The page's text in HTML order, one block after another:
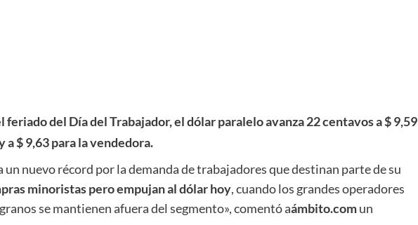
feriado del Día del Trabajador, el dólar paralelo avanza 22 centavos a $ 9,59
a $ 9,63 para la vendedora.
nuevo récord por la demanda de trabajadores que destinan parte de su
minoristas pero empujan al dólar hoy, cuando los grandes operadores
se mantienen afuera del segmento», comentó aámbito.comun